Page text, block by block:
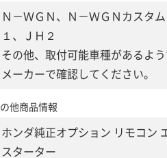
Ｎ－ＷＧＮ、Ｎ－ＷＧＮカスタ
１、ＪＨ２
その他、取付可能車種があるよう
メーカーで確認してください。
他商品情報
ホンダ純正オプション リモコン
スターター